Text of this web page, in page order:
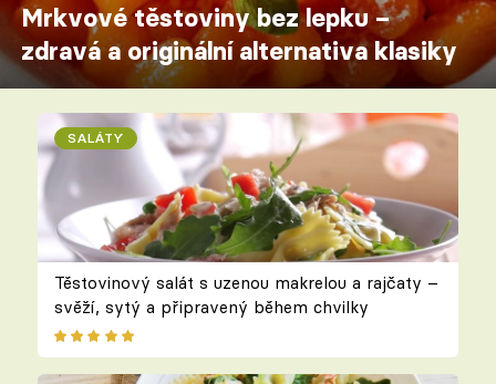
Mrkvové těstoviny bez lepku –
zdravá a originální alternativa klasiky
SALÁTY
Těstovinový salát s uzenou makrelou a rajčaty –
svěží, sytý a připravený během chvilky